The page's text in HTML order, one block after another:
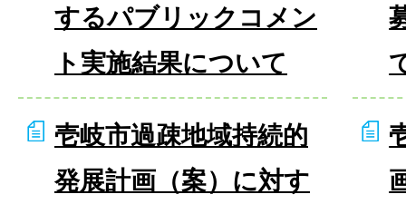
するパブリックコメン
ト実施結果について
壱岐市過疎地域持続的
発展計画（案）に対す